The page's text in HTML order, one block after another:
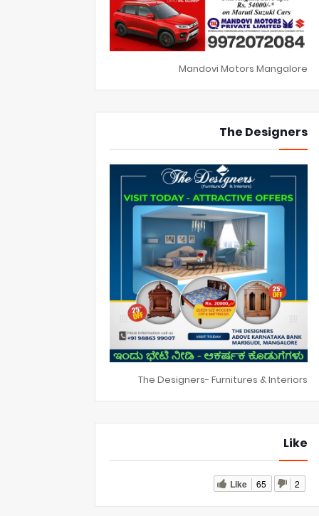
Mandovi Motors Mangalore
The Designers
The Designers- Furnitures & Interiors
Like
Like 65 2